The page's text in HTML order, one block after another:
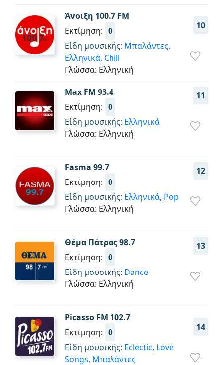
Άνοιξη 100.7 FM
10
Εκτίμηση: 0
Είδη μουσικής: Μπαλάντες,
Ελληνικά, Chill
Γλώσσα: Ελληνική
Max FM 93.4
11
Εκτίμηση: 0
Είδη μουσικής: Ελληνικά
Γλώσσα: Ελληνική
Fasma 99.7
12
Εκτίμηση: 0
Είδη μουσικής: Ελληνικά, Pop
Γλώσσα: Ελληνική
Θέμα Πάτρας 98.7
13
Εκτίμηση: 0
Είδη μουσικής: Dance
Γλώσσα: Ελληνική
Picasso FM 102.7
14
Εκτίμηση: 0
Είδη μουσικής: Eclectic, Love
Songs, Μπαλάντες